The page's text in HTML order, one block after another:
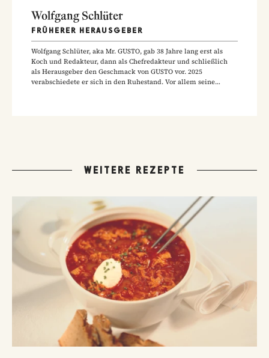
Wolfgang Schlüter
FRÜHERER HERAUSGEBER
Wolfgang Schlüter, aka Mr. GUSTO, gab 38 Jahre lang erst als
Koch und Redakteur, dann als Chefredakteur und schließlich
als Herausgeber den Geschmack von GUSTO vor. 2025
verabschiedete er sich in den Ruhestand. Vor allem seine
WEITERE REZEPTE